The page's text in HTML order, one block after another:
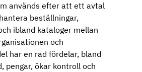
används efter att ett avtal
beställningar,
ibland kataloger mellan
och
har en rad fördelar, bland
pengar, ökar kontroll och